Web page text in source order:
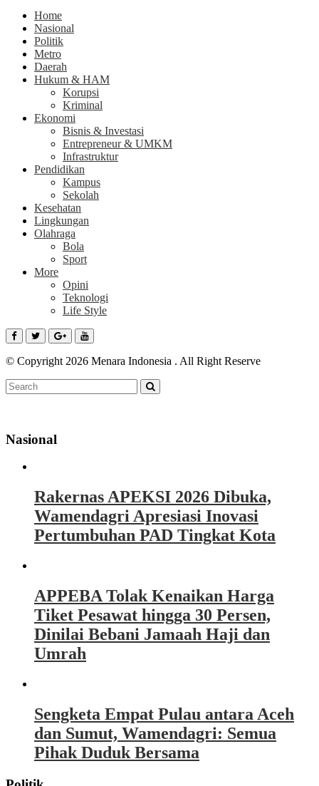
Home
Nasional
Politik
Metro
Daerah
Hukum & HAM
Korupsi
Kriminal
Ekonomi
Bisnis & Investasi
Entrepreneur & UMKM
Infrastruktur
Pendidikan
Kampus
Sekolah
Kesehatan
Lingkungan
Olahraga
Bola
Sport
More
Opini
Teknologi
Life Style
© Copyright 2026 Menara Indonesia . All Right Reserve
Nasional
Rakernas APEKSI 2026 Dibuka,
Wamendagri Apresiasi Inovasi
Pertumbuhan PAD Tingkat Kota
APPEBA Tolak Kenaikan Harga
Tiket Pesawat hingga 30 Persen,
Dinilai Bebani Jamaah Haji dan
Umrah
Sengketa Empat Pulau antara Aceh
dan Sumut, Wamendagri: Semua
Pihak Duduk Bersama